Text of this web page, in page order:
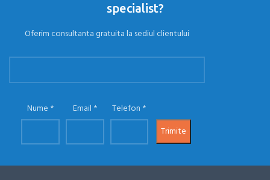
specialist?
Oferim consultanta gratuita la sediul clientului
Nume Email Telefon